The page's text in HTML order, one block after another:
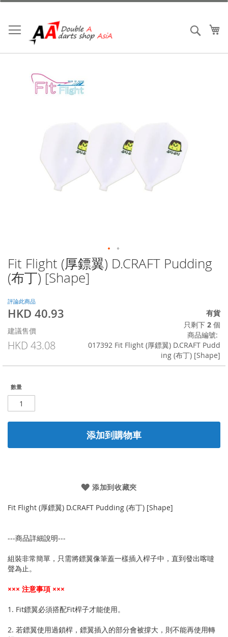
跳
內
容
搜索
Fit Flight (厚鏢翼) D.CRAFT Pudding
(布丁) [Shape]
評論此商品
特
價
格
HKD 40.93
建議售價
HKD 43.08
有貨
只剩下 2 個
商品編號
017392 Fit Flight (厚鏢翼) D.CRAFT Pudd
ing (布丁) [Shape]
數量
添加到購物車
添加到收藏夾
Fit Flight (厚鏢翼) D.CRAFT Pudding (布丁) [Shape]
---商品詳細說明---
組裝非常簡單，只需將鏢翼像筆蓋一樣插入桿子中，直到發出喀噠
聲為止。
××× 注意事項 ×××
1. Fit鏢翼必須搭配Fit桿子才能使用。
2. 若鏢翼使用過鎖桿，鏢翼插入的部分會被撐大，則不能再使用轉
Skip
to
the
of
the
gallery